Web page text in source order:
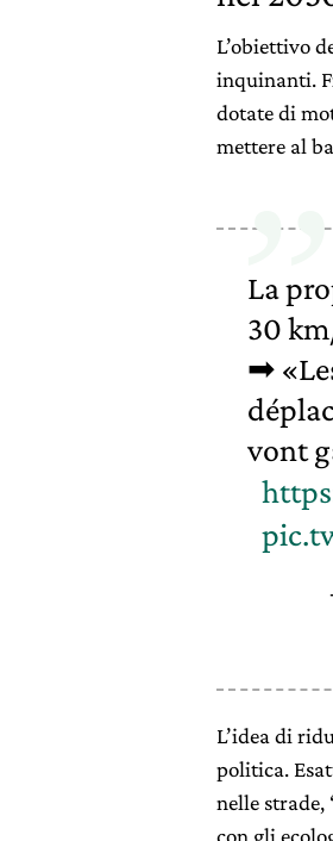
L’obiettivo
inquinanti.
dotate di
mettere al
La
30
➡
vont
L’idea di
politica.
nelle strade,
con gli